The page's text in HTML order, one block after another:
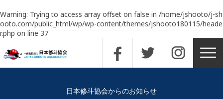
Warning: Trying to access array offset on false in /home/jshooto/j-sh
ooto.com/public_html/wp/wp-content/themes/jshooto180115/heade
r.phpon line37
日本修斗協会からのお知らせ